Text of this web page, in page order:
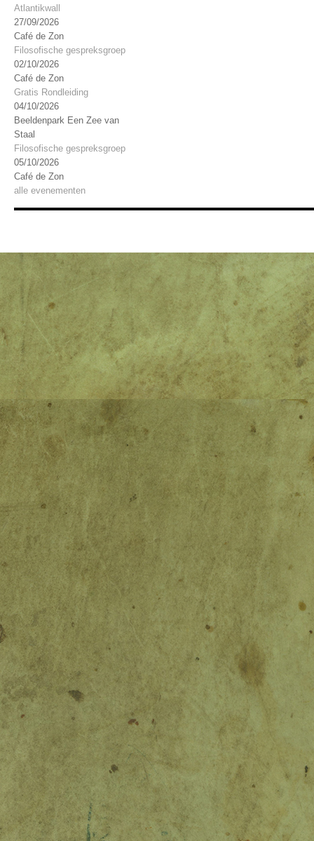
Atlantikwall
27/09/2026
Café de Zon
Filosofische gespreksgroep
02/10/2026
Café de Zon
Gratis Rondleiding
04/10/2026
Beeldenpark Een Zee van
Staal
Filosofische gespreksgroep
05/10/2026
Café de Zon
alle evenementen